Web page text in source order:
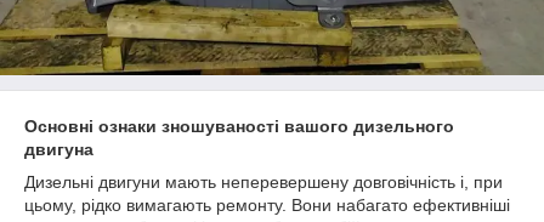
Основні ознаки зношуваності вашого дизельного
двигуна
Дизельні двигуни мають неперевершену довговічність і, при
цьому, рідко вимагають ремонту. Вони набагато ефективніші